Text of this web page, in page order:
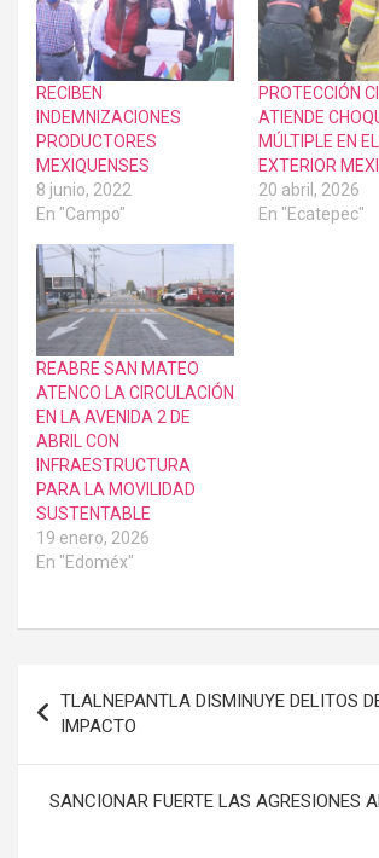
RECIBEN
INDEMNIZACIONES
PRODUCTORES
MEXIQUENSES
8 junio, 2022
En "Campo"
PROTECCIÓN
ATIENDE
MÚLTIPLE EN
EXTERIOR
20 abril, 2026
En "Ecatepec"
REABRE SAN MATEO
ATENCO LA CIRCULACIÓN
EN LA AVENIDA 2 DE
ABRIL CON
INFRAESTRUCTURA
PARA LA MOVILIDAD
SUSTENTABLE
19 enero, 2026
En "Edoméx"
de
entradas
TLALNEPANTLA DISMINUYE DELITOS
IMPACTO
SANCIONAR FUERTE LAS AGRESIONES